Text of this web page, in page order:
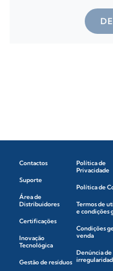
Contactos
Suporte
Área de
Distribuidores
Certificações
Inovação
Tecnológica
Gestão de resíduos
Política de
Privacidade
Política de
Termos de
e condições
Condições
venda
Denúncia de